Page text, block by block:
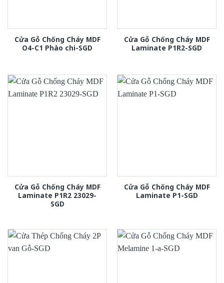
Cửa Gỗ Chống Cháy MDF
O4-C1 Phào chi-SGD
Cửa Gỗ Chống Cháy MDF
Laminate P1R2-SGD
Cửa Gỗ Chống Cháy MDF
Laminate P1R2 23029-
SGD
Cửa Gỗ Chống Cháy MDF
Laminate P1-SGD